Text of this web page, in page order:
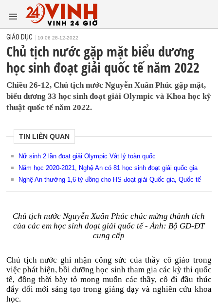
GIÁO DỤC 10:06 28-12-2022
Chủ tịch nước gặp mặt biểu dương
học sinh đoạt giải quốc tế năm 2022
Chiều 26-12, Chủ tịch nước Nguyễn Xuân Phúc gặp mặt,
biểu dương 33 học sinh đoạt giải Olympic và Khoa học kỹ
thuật quốc tế năm 2022.
TIN LIÊN QUAN
Nữ sinh 2 lần đoạt giải Olympic Vật lý toàn quốc
Năm học 2020-2021, Nghệ An có 81 học sinh đoạt giải quốc gia
Nghệ An thưởng 1,6 tỷ đồng cho HS đoạt giải Quốc gia, Quốc tế
Chủ tịch nước Nguyễn Xuân Phúc chúc mừng thành tích
của các em học sinh đoạt giải quốc tế - Ảnh: Bộ GD-ĐT
cung cấp
Chủ tịch nước ghi nhận công sức của thầy cô giáo trong
việc phát hiện, bồi dưỡng học sinh tham gia các kỳ thi quốc
tế, đồng thời bày tỏ mong muốn các thầy, cô đi đầu thúc
đẩy đổi mới sáng tạo trong giảng dạy và nghiên cứu khoa
học.